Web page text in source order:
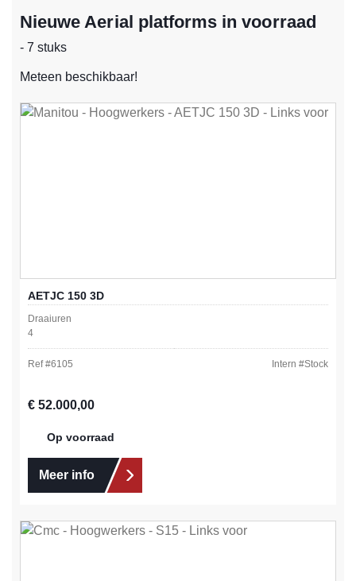
Nieuwe Aerial platforms in voorraad
- 7 stuks
Meteen beschikbaar!
AETJC 150 3D
Draaiuren
4
Ref #6105 Intern #Stock
Normale prijs:
€ 52.000,00
Op voorraad
Meer info